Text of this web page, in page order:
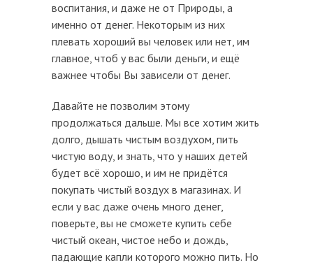
воспитания, и даже не от Природы, а
именно от денег. Некоторым из них
плевать хороший вы человек или нет, им
главное, чтоб у вас были деньги, и ещё
важнее чтобы Вы зависели от денег.
Давайте не позволим этому
продолжаться дальше. Мы все хотим жить
долго, дышать чистым воздухом, пить
чистую воду, и знать, что у наших детей
будет всё хорошо, и им не придётся
покупать чистый воздух в магазинах. И
если у вас даже очень много денег,
поверьте, вы не сможете купить себе
чистый океан, чистое небо и дождь,
падающие капли которого можно пить. Но